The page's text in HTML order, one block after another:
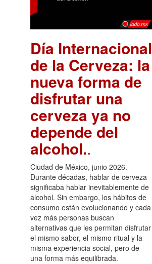
Día Internacional
de la Cerveza: la
nueva forma de
disfrutar una
cerveza ya no
depende del
alcohol..
Ciudad de México, junio 2026.-
Durante décadas, hablar de cerveza
significaba hablar inevitablemente de
alcohol. Sin embargo, los hábitos de
consumo están evolucionando y cada
vez más personas buscan
alternativas que les permitan disfrutar
el mismo sabor, el mismo ritual y la
misma experiencia social, pero de
una forma más equilibrada.